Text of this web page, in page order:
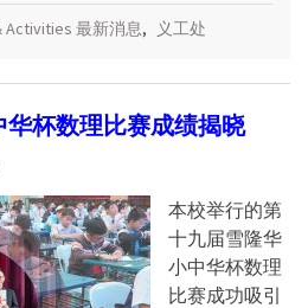
Activities 最新消息, 义工处
杯数理比赛成绩揭晓
本校举行的第
十九届雪隆华
小中华杯数理
比赛成功吸引